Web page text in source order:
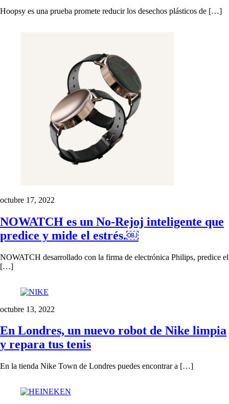
Hoopsy es una prueba promete reducir los desechos plásticos de […]
octubre 17, 2022
NOWATCH es un No-Rejoj inteligente que
predice y mide el estrés.￼
NOWATCH desarrollado con la firma de electrónica Philips, predice el
[…]
octubre 13, 2022
En Londres, un nuevo robot de Nike limpia
y repara tus tenis
En la tienda Nike Town de Londres puedes encontrar a […]